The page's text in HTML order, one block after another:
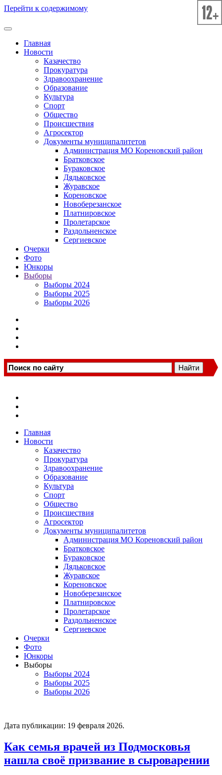
Перейти к содержимому
Главная
Новости
Казачество
Прокуратура
Здравоохранение
Образование
Культура
Спорт
Общество
Происшествия
Агросектор
Документы муниципалитетов
Администрация МО Кореновский район
Братковское
Бураковское
Дядьковское
Журавское
Кореновское
Новоберезанское
Платнировское
Пролетарское
Раздольненское
Сергиевское
Очерки
Фото
Юнкоры
Выборы
Выборы 2024
Выборы 2025
Выборы 2026
Главная
Новости
Казачество
Прокуратура
Здравоохранение
Образование
Культура
Спорт
Общество
Происшествия
Агросектор
Документы муниципалитетов
Администрация МО Кореновский район
Братковское
Бураковское
Дядьковское
Журавское
Кореновское
Новоберезанское
Платнировское
Пролетарское
Раздольненское
Сергиевское
Очерки
Фото
Юнкоры
Выборы
Выборы 2024
Выборы 2025
Выборы 2026
Дата публикации: 19 февраля 2026.
Как семья врачей из Подмосковья
нашла своё призвание в сыроварении